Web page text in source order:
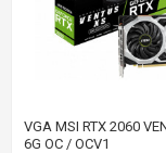
VGA MSI RTX 2060
6G OC / OCV1